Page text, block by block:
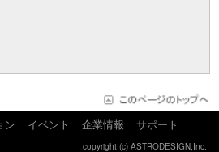
ン イベント 企業情報 サポート
copyright (c) ASTRODESIGN,Inc.